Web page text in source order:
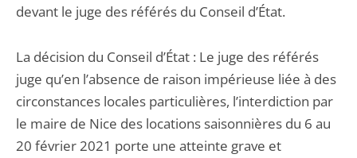
devant le juge des référés du Conseil d’État.
La décision du Conseil d’État : Le juge des référés
juge qu’en l’absence de raison impérieuse liée à des
circonstances locales particulières, l’interdiction par
le maire de Nice des locations saisonnières du 6 au
20 février 2021 porte une atteinte grave et